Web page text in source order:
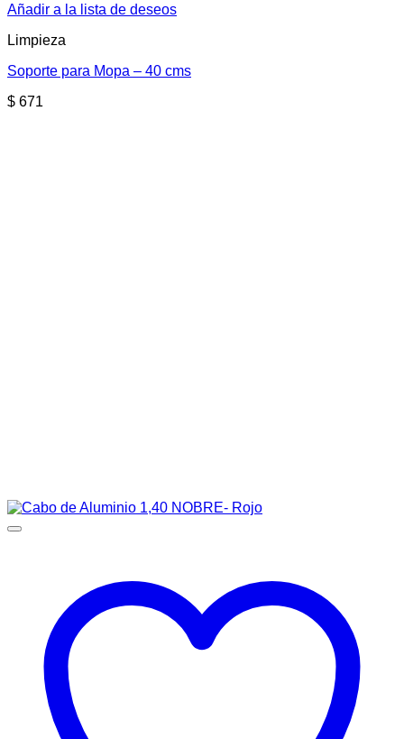
Añadir a la lista de deseos
Limpieza
Soporte para Mopa – 40 cms
$ 671